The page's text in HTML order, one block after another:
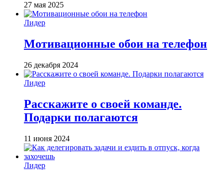
27 мая 2025
Лидер
Мотивационные обои на телефон
26 декабря 2024
Лидер
Расскажите о своей команде.
Подарки полагаются
11 июня 2024
Лидер